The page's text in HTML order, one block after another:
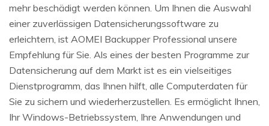
mehr beschädigt werden können. Um Ihnen die Auswahl
einer zuverlässigen Datensicherungssoftware zu
erleichtern, ist AOMEI Backupper Professional unsere
Empfehlung für Sie. Als eines der besten Programme zur
Datensicherung auf dem Markt ist es ein vielseitiges
Dienstprogramm, das Ihnen hilft, alle Computerdaten für
Sie zu sichern und wiederherzustellen. Es ermöglicht Ihnen,
Ihr Windows-Betriebssystem, Ihre Anwendungen und